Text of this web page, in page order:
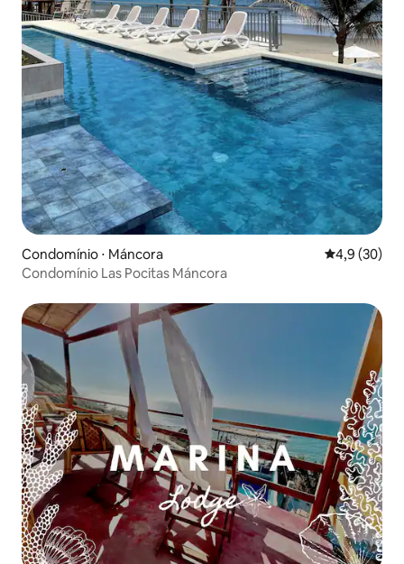
Condomínio ⋅ Máncora 4,9 de uma
4,9 (30)
Condomínio Las Pocitas Máncora